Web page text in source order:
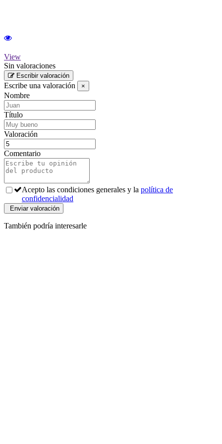
View
Sin valoraciones
Escribir valoración
Escribe una valoración ×
Nombre
Título
Valoración
Comentario
Acepto las condiciones generales y la política de
confidencialidad
También podría interesarle